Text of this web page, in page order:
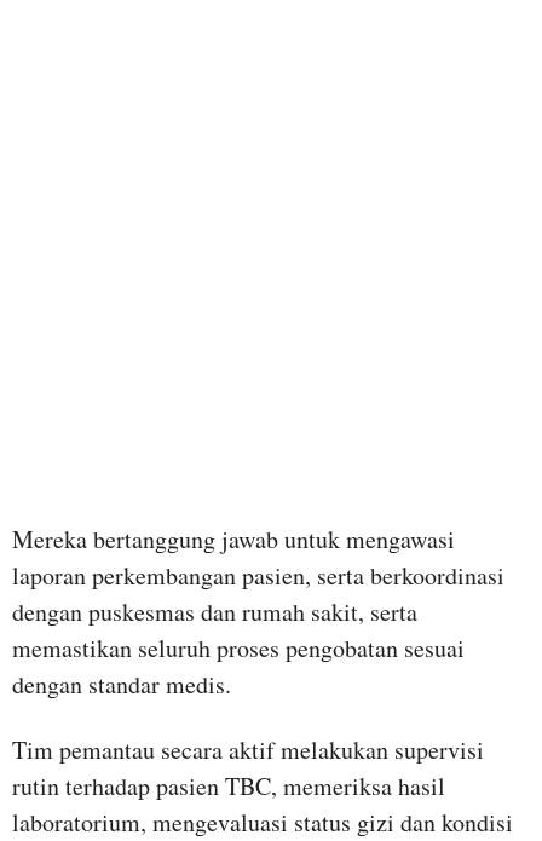
Mereka bertanggung jawab untuk mengawasi
laporan perkembangan pasien, serta berkoordinasi
dengan puskesmas dan rumah sakit, serta
memastikan seluruh proses pengobatan sesuai
dengan standar medis.
Tim pemantau secara aktif melakukan supervisi
rutin terhadap pasien TBC, memeriksa hasil
laboratorium, mengevaluasi status gizi dan kondisi